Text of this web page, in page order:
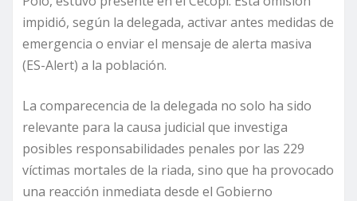
impidió, según la delegada, activar antes medidas de
emergencia o enviar el mensaje de alerta masiva
(ES-Alert) a la población.
La comparecencia de la delegada no solo ha sido
relevante para la causa judicial que investiga
posibles responsabilidades penales por las 229
víctimas mortales de la riada, sino que ha provocado
una reacción inmediata desde el Gobierno